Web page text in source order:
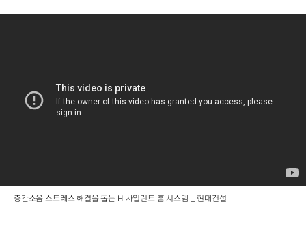
층간소음 스트레스 해결을 돕는 H 사일런트 홈 시스템 _ 현대건설